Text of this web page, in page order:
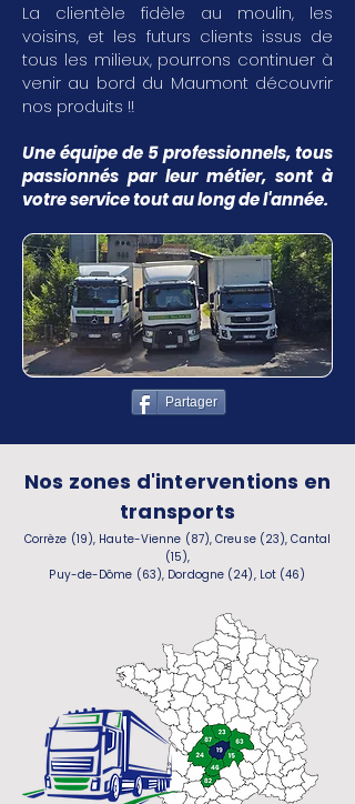
La clientèle fidèle au moulin, les
voisins, et les futurs clients issus de
tous les milieux, pourrons continuer à
venir au bord du Maumont découvrir
nos produits !!
Une équipe de 5 professionnels, tous
passionnés par leur métier, sont à
votre service tout au long de l'année.
Partager
Nos zones d'interventions en
transports
Corrèze (19), Haute-Vienne (87), Creuse (23), Cantal
(15),
Puy-de-Dôme (63), Dordogne (24), Lot (46)